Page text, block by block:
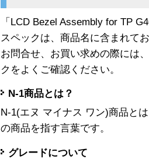
「LCD Bezel Assembly for TP
スペックは、商品名に含まれて
お問合せ、お買い求めの際には
クをよくご確認ください。
N-1商品とは？
N-1(エヌ マイナス ワン)商品と
の商品を指す言葉です。
グレードについて